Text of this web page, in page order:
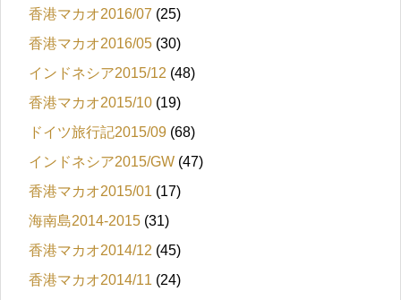
香港マカオ2016/07 (25)
香港マカオ2016/05 (30)
インドネシア2015/12 (48)
香港マカオ2015/10 (19)
ドイツ旅行記2015/09 (68)
インドネシア2015/GW (47)
香港マカオ2015/01 (17)
海南島2014-2015 (31)
香港マカオ2014/12 (45)
香港マカオ2014/11 (24)